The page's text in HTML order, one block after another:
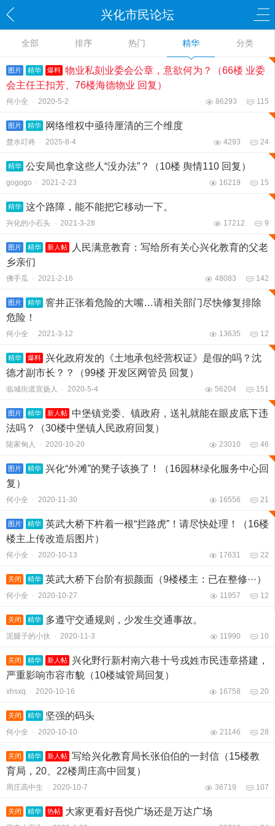
兴化市民论坛
全部 排序 热门 精华 分类
图片 精华 爆料 物业私刻业委会公章，意欲何为？（66楼 业委
会主任王扣芳、76楼海德物业 回复）
何小全 - 2020-5-2 115
86293
图片 精华 网络维权中亟待厘清的三个维度
楚水叮咚 - 2025-8-4 24
4293
精华 公安局也拿这些人“没办法”？（10楼 舆情110 回复）
gogogo - 2021-2-23 15
16219
精华 这个路障，能不能把它移动一下。
兴化的小石头 - 2021-3-28 9
17212
图片 精华 新人帖
人民满意教育：写给所有关心兴化教育的父老
乡亲们
佛手瓜 - 2021-2-16 142
48083
图片 精华 窨井正张着危险的大嘴…请相关部门尽快修复排除
危险！
何小全 - 2021-3-12 12
13635
精华 爆料
兴化政府发的《土地承包经营权证》是假的吗？沈
德才副市长？？（99楼 开发区网管员 回复）
临城街道宣扬人 - 2020-5-4 151
56204
图片 精华 新人帖
中堡镇党委、镇政府，送礼就能在眼皮底下违
法吗？（30楼中堡镇人民政府回复）
陆家甸人 - 2020-10-20 46
23010
图片 精华
兴化“外滩”的凳子该换了！（16园林绿化服务中心回
复）
何小全 - 2020-11-30 21
16556
图片 精华 英武大桥下杵着一根“拦路虎”！请尽快处理！（16楼
楼主上传改造后图片）
何小全 - 2020-10-13 22
17631
关闭 精华 英武大桥下台阶有损颜面（9楼楼主：已在整修···）
何小全 - 2020-10-27 12
11957
关闭 精华 多遵守交通规则，少发生交通事故。
泥腿子的小伙 - 2020-11-3 10
11990
关闭 精华 新人帖
兴化野行新村南六巷十号戎姓市民违章搭建，
严重影响市容市貌（10楼城管局回复）
xhsxq - 2020-10-16 20
16758
关闭 精华 坚强的码头
何小全 - 2020-10-10 28
21146
关闭 精华 新人帖 写给兴化教育局长张伯伯的一封信（15楼教
育局，20、22楼周庄高中回复）
周庄高中生 - 2020-10-7 107
36719
关闭 精华 热帖 大家更看好吾悦广场还是万达广场